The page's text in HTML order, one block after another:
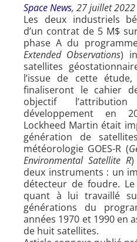
Space News, 27 juillet 2022
Les deux industriels
d’un contrat de 5 M$
phase A du
Extended Observations)
satellites
l’issue de cette
finaliseront le cahier
objectif
développement en
Lockheed Martin était
génération de
météorologie GOES-R (
Environmental Satellite R)
deux instruments : un
détecteur de foudre.
quant à lui travaillé
générations du
années 1970 et 1990 en
de huit satellites.